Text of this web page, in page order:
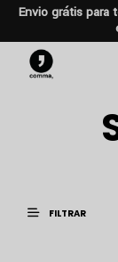
Envio grátis para
FILTRAR